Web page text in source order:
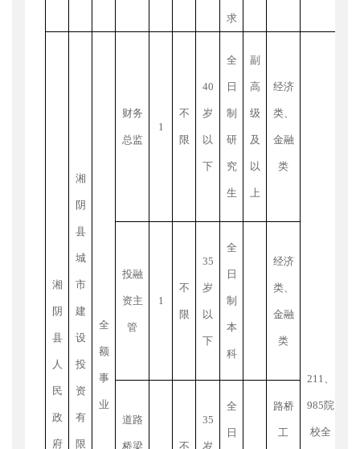
求
湘
阴
县
人
民
政
府
湘
阴
县
城
市
建
设
投
资
有
限
全
额
事
业
财务
总监
1
不
限
40
岁
以
下
全
日
制
研
究
生
副
高
级
及
以
上
经济
类、
金融
类
211、
985院
校全
投融
资主
管
1
不
限
35
岁
以
下
全
日
制
本
科
经济
类、
金融
类
道路
桥梁 不
35
岁
全
日
路桥
工